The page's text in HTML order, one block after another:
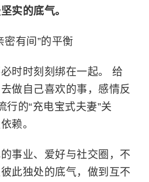
实的底气。
密有间”的平衡
时时刻刻绑在一起。 给
做自己喜欢的事，感情反
行的“充电宝式夫妻”关
赖。
事业、爱好与社交圈，不
此独处的底气，做到互不